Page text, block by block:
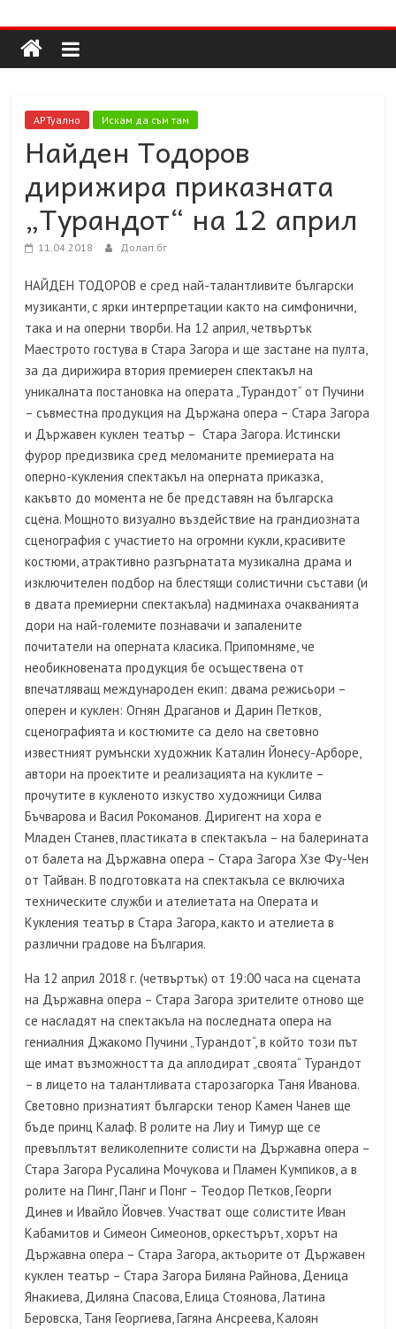
to
content
Долап
БГ
култура|
пътешествия|
мода|
събития|
кухня|
реклама|
АРТуално Искам да съм там
Найден Тодоров
дирижира приказната
„Турандот“ на 12 април
11.04.2018 Долап.бг
НАЙДЕН ТОДОРОВ е сред най-талантливите български
музиканти, с ярки интерпретации както на симфонични,
така и на оперни творби. На 12 април, четвъртък
Маестрото гостува в Стара Загора и ще застане на пулта,
за да дирижира втория премиерен спектакъл на
уникалната постановка на операта „Турандот“ от Пучини
– съвместна продукция на Държана опера – Стара Загора
и Държавен куклен театър – Стара Загора. Истински
фурор предизвика сред меломаните премиерата на
оперно-кукления спектакъл на оперната приказка,
какъвто до момента не бе представян на българска
сцена. Мощното визуално въздействие на грандиозната
сценография с участието на огромни кукли, красивите
костюми, атрактивно разгърнатата музикална драма и
изключителен подбор на блестящи солистични състави (и
в двата премиерни спектакъла) надминаха очакванията
дори на най-големите познавачи и запалените
почитатели на оперната класика. Припомняме, че
необикновената продукция бе осъществена от
впечатляващ международен екип: двама режисьори –
оперен и куклен: Огнян Драганов и Дарин Петков,
сценографията и костюмите са дело на световно
известният румънски художник Каталин Йонесу-Арборе,
автори на проектите и реализацията на куклите –
прочутите в кукленото изкуство художници Силва
Бъчварова и Васил Рокоманов. Диригент на хора е
Младен Станев, пластиката в спектакъла – на балерината
от балета на Държавна опера – Стара Загора Хзе Фу-Чен
от Тайван. В подготовката на спектакъла се включиха
техническите служби и ателиетата на Операта и
Кукления театър в Стара Загора, както и ателиета в
различни градове на България.
На 12 април 2018 г. (четвъртък) от 19:00 часа на сцената
на Държавна опера – Стара Загора зрителите отново ще
се насладят на спектакъла на последната опера на
гениалния Джакомо Пучини „Турандот“, в който този път
ще имат възможността да аплодират „своята“ Турандот
– в лицето на талантливата старозагорка Таня Иванова.
Световно признатият български тенор Камен Чанев ще
бъде принц Калаф. В ролите на Лиу и Тимур ще се
превъплътят великолепните солисти на Държавна опера –
Стара Загора Русалина Мочукова и Пламен Кумпиков, а в
ролите на Пинг, Панг и Понг – Теодор Петков, Георги
Динев и Ивайло Йовчев. Участват още солистите Иван
Кабамитов и Симеон Симеонов, оркестърът, хорът на
Държавна опера – Стара Загора, актьорите от Държавен
куклен театър – Стара Загора Биляна Райнова, Деница
Янакиева, Диляна Спасова, Елица Стоянова, Латина
Беровска, Таня Георгиева, Гагяна Ансреева, Калоян